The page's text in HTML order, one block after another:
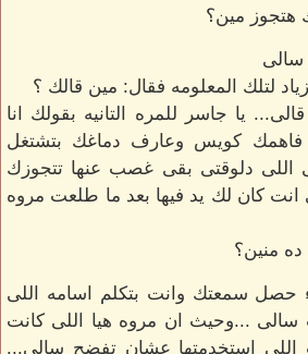
هتجوز مين؟
سالى
لتلك المعلومه فقال: مين قالك ؟
يا جاسر للمره التانيه بقولك انا
فاهمك كويس وعارف دماغك بتشتغل
اللى دلوقتى بقى غصب عنها تتجوزك
انت كان لك يد فيها بعد ما طلعت مروه
منين؟
حصل سمعتك وانت بتكلم اسامه اللى
...وحيث ان مروه هيا اللى كانت
اللى استخدمتها عشان تفضح سالى...